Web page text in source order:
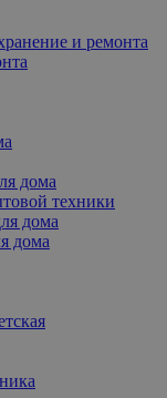
и ремонта
дома
техники
дома
дома